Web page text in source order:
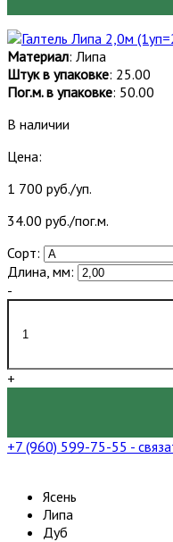
Материал: Липа
Штук в упаковке: 25.00
Пог.м. в упаковке: 50.00
В наличии
Цена:
1 700 руб./уп.
34.00 руб./пог.м.
Сорт:
Длина, мм:
-
+
+7 (960) 599-75-55 -
Ясень
Липа
Дуб